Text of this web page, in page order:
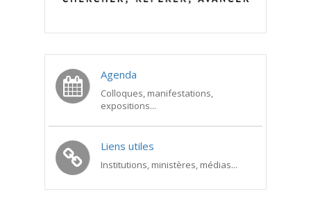
Agenda
Colloques, manifestations,
expositions...
Liens utiles
Institutions, ministères, médias...